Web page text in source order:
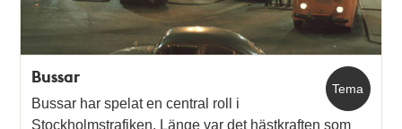
Tema
Bussar
Bussar har spelat en central roll i
Stockholmstrafiken. Länge var det hästkraften som